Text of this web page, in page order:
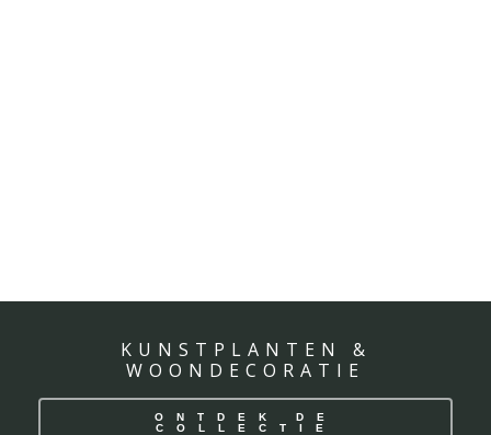
KUNSTPLANTEN &
WOONDECORATIE
ONTDEK DE
COLLECTIE